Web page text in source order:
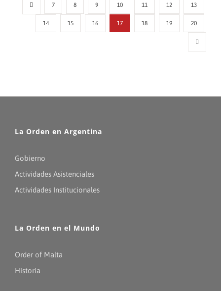
7 8 9 10 11 12 13
14 15 16 17 18 19 20
La Orden en Argentina
Gobierno
Actividades Asistenciales
Actividades Institucionales
La Orden en el Mundo
Order of Malta
Historia